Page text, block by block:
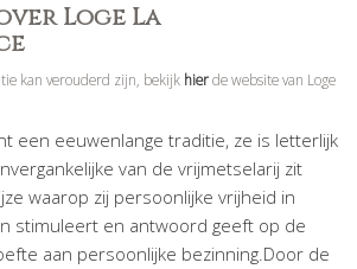
Loge La
kan verouderd zijn, bekijk hierde website van Loge
een eeuwenlange traditie, ze is letterlijk
van de vrijmetselarij zit
waarop zij persoonlijke vrijheid in
stimuleert en antwoord geeft op de
aan persoonlijke bezinning.Door de